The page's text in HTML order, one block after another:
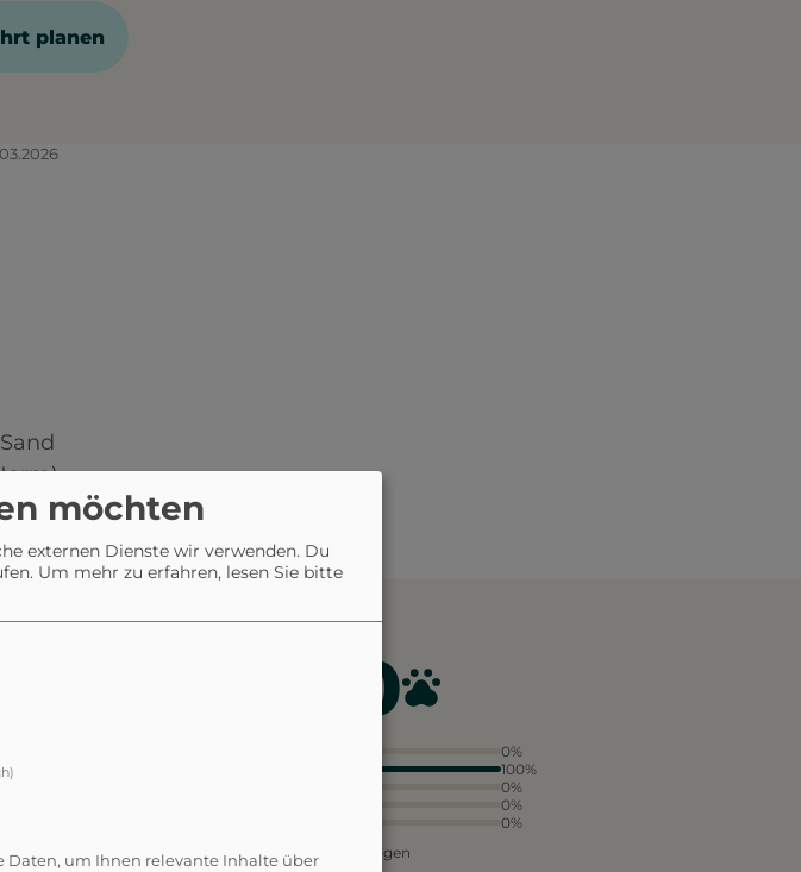
planen
4.0
0%
100%
0%
0%
0%
aus 1 Bewertungen
möchten
externen Dienste wir verwenden. Du
Um mehr zu erfahren, lesen Sie bitte
Daten, um Ihnen relevante Inhalte über